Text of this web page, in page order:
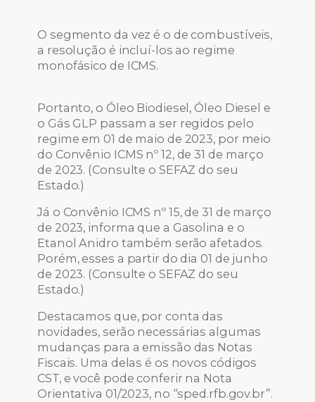
O segmento da vez é o de combustíveis,
a resolução é incluí-los ao regime
monofásico de ICMS.
Portanto, o Óleo Biodiesel, Óleo Diesel e
o Gás GLP passam a ser regidos pelo
regime em 01 de maio de 2023, por meio
do Convênio ICMS nº 12, de 31 de março
de 2023. (Consulte o SEFAZ do seu
Estado.)
Já o Convênio ICMS nº 15, de 31 de março
de 2023, informa que a Gasolina e o
Etanol Anidro também serão afetados.
Porém, esses a partir do dia 01 de junho
de 2023. (Consulte o SEFAZ do seu
Estado.)
Destacamos que, por conta das
novidades, serão necessárias algumas
mudanças para a emissão das Notas
Fiscais. Uma delas é os novos códigos
CST, e você pode conferir na Nota
Orientativa 01/2023, no “sped.rfb.gov.br”.